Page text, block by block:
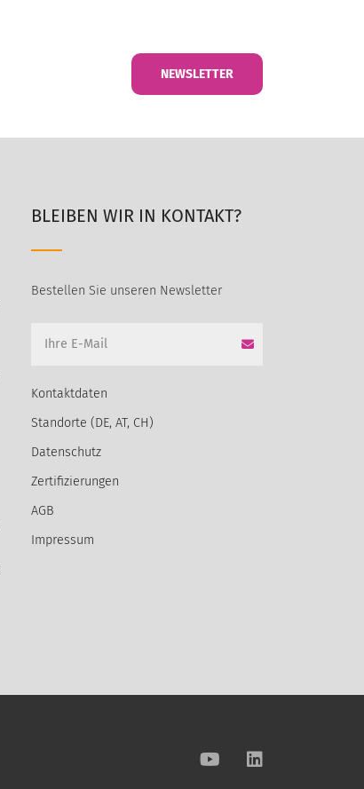
NEWSLETTER
BLEIBEN WIR IN KONTAKT?
Bestellen Sie unseren Newsletter
Kontaktdaten
Standorte (DE, AT, CH)
Datenschutz
Zertifizierungen
AGB
Impressum